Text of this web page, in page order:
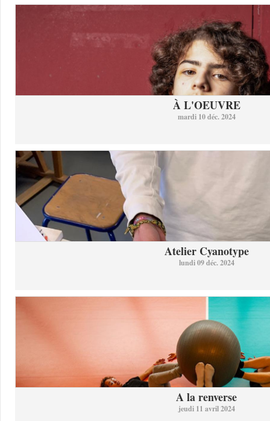
À L'OEUVRE
mardi 10 déc. 2024
Atelier Cyanotype
lundi 09 déc. 2024
A la renverse
jeudi 11 avril 2024